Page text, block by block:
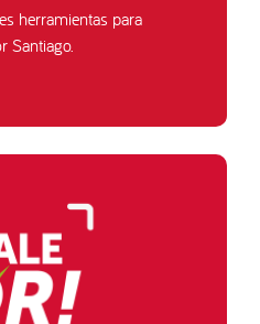
herramientas para
Santiago.